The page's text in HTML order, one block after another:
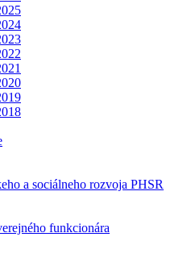
a sociálneho rozvoja PHSR
funkcionára